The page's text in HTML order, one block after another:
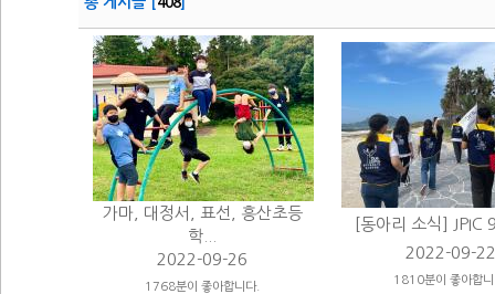
가마, 대정서, 표선, 흥산초등
학...
2022-09-26
1768분이 좋아합니다.
[동아리 소식] JPIC
2022-09-
1810분이 좋아합